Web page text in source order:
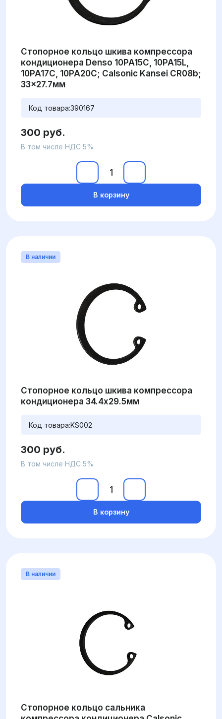
Стопорное кольцо шкива компрессора
кондиционера Denso 10PA15C, 10PA15L,
10PA17C, 10PA20C; Calsonic Kansei CR08b;
33x27.7мм
Код товара:390167
300 руб.
В том числе НДС 5%
В корзину
В наличии
Стопорное кольцо шкива компрессора
кондиционера 34.4x29.5мм
Код товара:KS002
300 руб.
В том числе НДС 5%
В корзину
В наличии
Стопорное кольцо сальника